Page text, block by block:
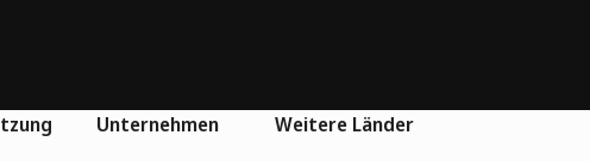
Unternehmen
Weitere Länder